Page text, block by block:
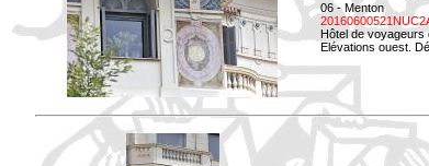
06 - Menton
Hôtel de voyageurs
Elévations ouest.